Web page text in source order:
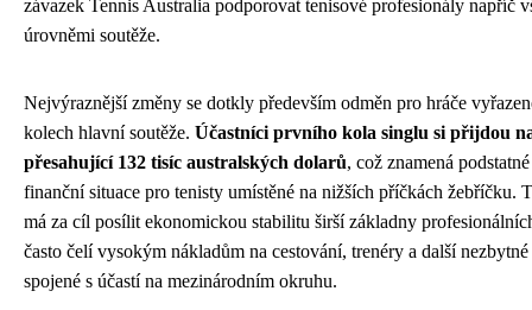
závazek Tennis Australia podporovat tenisové profesionály napříč
úrovněmi soutěže.
Nejvýraznější změny se dotkly především odměn pro hráče
kolech hlavní soutěže. Účastníci prvního kola singlu si přijdou
přesahující 132 tisíc australských dolarů, což znamená
finanční situace pro tenisty umístěné na nižších příčkách žebříčku.
má za cíl posílit ekonomickou stabilitu širší základny
často čelí vysokým nákladům na cestování, trenéry a další
spojené s účastí na mezinárodním okruhu.